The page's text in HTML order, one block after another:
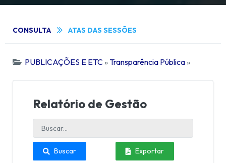
CONSULTA ATAS DAS SESSÕES
PUBLICAÇÕES E ETC »Transparência Pública »
Relatório de Gestão
Buscar Exportar